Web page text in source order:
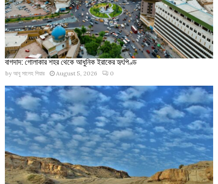
বাগদাদ: গোলাকার শহর থেকে আধুনিক ইরাকের হৃৎপিণ্ড
by আবু সালেহ পিয়ার August 5, 2026 0